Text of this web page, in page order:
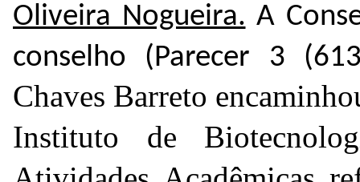
Oliveira Nogueira. A
conselho (Parecer 3 (
Chaves Barreto
Instituto de